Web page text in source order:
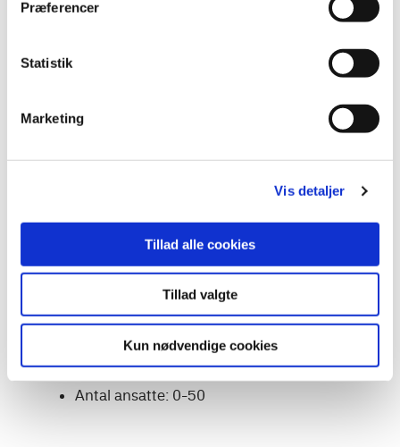
Præferencer
Statistik
Marketing
Vis detaljer
Tillad alle cookies
Tillad valgte
Kun nødvendige cookies
Regnskabsklasse B
Begrænset hæftelse
Omsætning: 0-89 mio. kr.
Balancesum: 0-44 mio. kr.
Antal ansatte: 0-50